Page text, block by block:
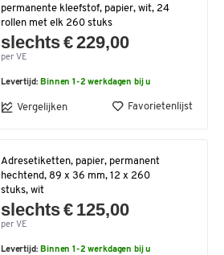
permanente kleefstof, papier, wit, 24
rollen met elk 260 stuks
slechts € 229,00
per VE
Levertijd: Binnen 1-2 werkdagen bij u
Vergelijken Favorietenlijst
Adresetiketten, papier, permanent
hechtend, 89 x 36 mm, 12 x 260
stuks, wit
slechts € 125,00
per VE
Levertijd: Binnen 1-2 werkdagen bij u